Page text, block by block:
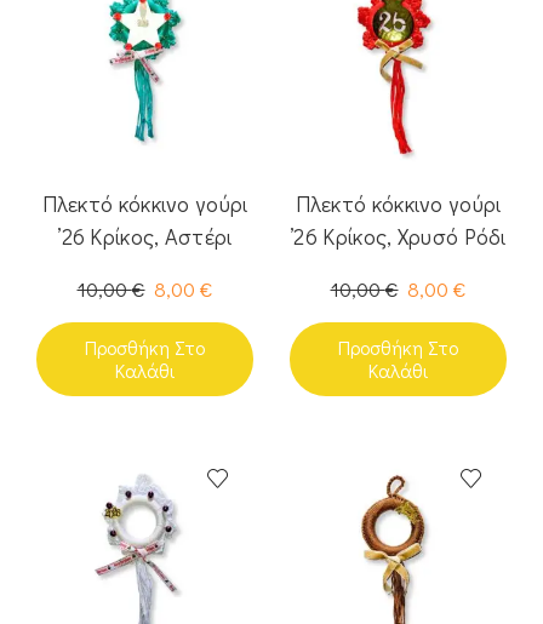
Πλεκτό κόκκινο γούρι
’26 Κρίκος, Αστέρι
10,00€ 8,00 €
Προσθήκη Στο
Καλάθι
Πλεκτό κόκκινο γούρι
’26 Κρίκος, Χρυσό Ρόδι
10,00€ 8,00 €
Προσθήκη Στο
Καλάθι